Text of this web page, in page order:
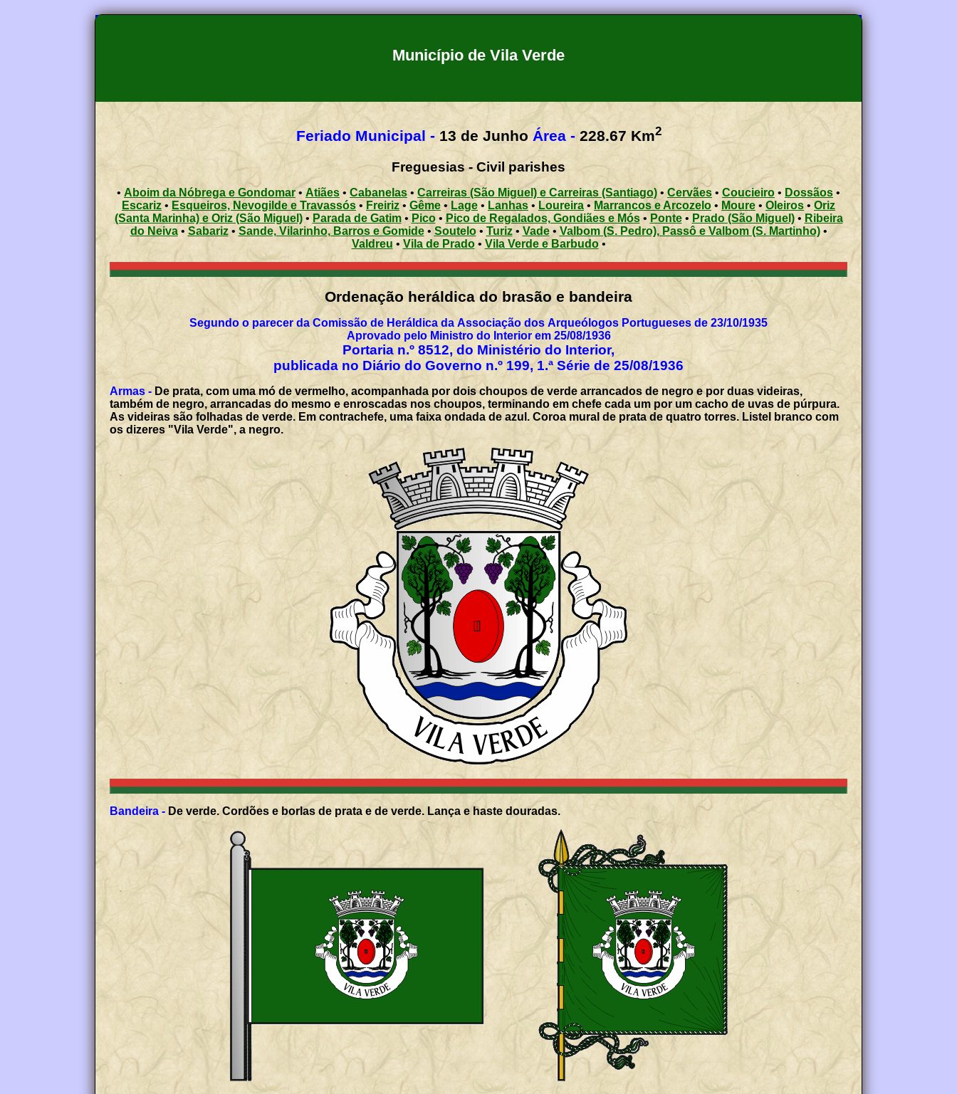
Município de Vila Verde
Feriado Municipal - 13 de Junho Área - 228.67 Km2
Freguesias - Civil parishes
• Aboim da Nóbrega e Gondomar • Atiães • Cabanelas • Carreiras (São Miguel) e Carreiras (Santiago)•Cervães • Coucieiro • Dossãos •
Escariz • Esqueiros, Nevogilde e Travassós • Freiriz • Gême • Lage • Lanhas • Loureira •Marrancos e Arcozelo • Moure • Oleiros • Oriz
(Santa Marinha) e Oriz (São Miguel)• Parada de Gatim• Pico• Pico de Regalados, Gondiães e Mós• Ponte• Prado (São Miguel)• Ribeira
do Neiva• Sabariz• Sande, Vilarinho, Barros e Gomide• Soutelo• Turiz• Vade•Valbom (S. Pedro), Passô e Valbom (S. Martinho)•
Valdreu • Vila de Prado• Vila Verde e Barbudo•
Ordenação heráldica do brasão e bandeira
Segundo o parecer da Comissão de Heráldica da Associação dos Arqueólogos Portugueses de 23/10/1935
Aprovado pelo Ministro do Interior em 25/08/1936
Portaria n.º 8512, do Ministério do Interior,
publicada no Diário do Governo n.º 199, 1.ª Série de 25/08/1936
Armas - De prata, com uma mó de vermelho, acompanhada por dois choupos de verde arrancados de negro e por duas videiras,
também de negro, arrancadas do mesmo e enroscadas nos choupos, terminando em chefe cada um por um cacho de uvas de púrpura.
As videiras são folhadas de verde. Em contrachefe, uma faixa ondada de azul. Coroa mural de prata de quatro torres. Listel branco com
os dizeres "Vila Verde", a negro.
Bandeira - De verde. Cordões e borlas de prata e de verde. Lança e haste douradas.